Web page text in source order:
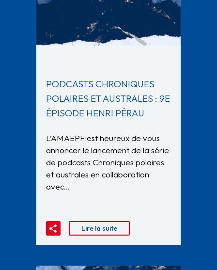
PODCASTS CHRONIQUES
POLAIRES ET AUSTRALES : 9E
ÉPISODE HENRI PÉRAU
L’AMAEPF est heureux de vous
annoncer le lancement de la série
de podcasts Chroniques polaires
et australes en collaboration
avec…
Lire la suite